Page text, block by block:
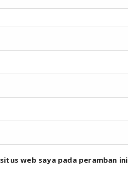
situs web saya pada peramban